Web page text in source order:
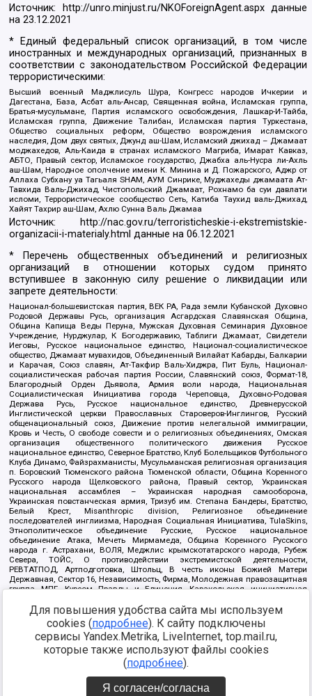
Источник: http://unro.minjust.ru/NKOForeignAgent.aspxданные
на23.12.2021
* Единый федеральный список организаций, в том числе
иностранных и международных организаций, признанных в
соответствии с законодательством Российской Федерации
террористическими:
Высший военный Маджлисуль Шура, Конгресс народов Ичкерии и
Дагестана, База, Асбат аль-Ансар, Священная война, Исламская группа,
Братья-мусульмане, Партия исламского освобождения, Лашкар-И-Тайба,
Исламская группа, Движение Талибан, Исламская партия Туркестана,
Общество социальных реформ, Общество возрождения исламского
наследия, Дом двух святых, Джунд аш-Шам, Исламский джихад – Джамаат
моджахедов, Аль-Каида в странах исламского Магриба, Имарат Кавказ,
АБТО, Правый сектор, Исламское государство, Джабха аль-Нусра ли-Ахль
аш-Шам, Народное ополчение имени К. Минина и Д. Пожарского, Аджр от
Аллаха Субхану уа Тагьаля SHAM, АУМ Синрике, Муджахеды джамаата Ат-
Тавхида Валь-Джихад, Чистопольский Джамаат, Рохнамо ба суи давлати
исломи, Террористическое сообщество Сеть, Катиба Таухид валь-Джихад,
Хайят Тахрир аш-Шам, Ахлю Сунна Валь Джамаа
Источник:
http://nac.gov.ru/terroristicheskie-i-ekstremistskie-
organizacii-i-materialy.html данные на06.12.2021
* Перечень общественных объединений и религиозных
организаций в отношении которых судом принято
вступившее в законную силу решение о ликвидации или
запрете деятельности:
Национал-большевистская партия, ВЕК РА, Рада земли Кубанской Духовно
Родовой Державы Русь, организация Асгардская Славянская Община,
Община Капища Веды Перуна, Мужская Духовная Семинария Духовное
Учреждение, Нурджулар, К Богодержавию, Таблиги Джамаат, Свидетели
Иеговы, Русское национальное единство, Национал-социалистическое
общество, Джамаат мувахидов, Объединенный Вилайат Кабарды, Балкарии
и Карачая, Союз славян, Ат-Такфир Валь-Хиджра, Пит Буль, Национал-
социалистическая рабочая партия России, Славянский союз, Формат-18,
Благородный Орден Дьявола, Армия воли народа, Национальная
Социалистическая Инициатива города Череповца, Духовно-Родовая
Держава Русь, Русское национальное единство, Древнерусской
Инглистической церкви Православных Староверов-Инглингов, Русский
общенациональный союз, Движение против нелегальной иммиграции,
Кровь и Честь, О свободе совести и о религиозных объединениях, Омская
организация общественного политического движения Русское
национальное единство, Северное Братство, Клуб Болельщиков Футбольного
Клуба Динамо, Файзрахманисты, Мусульманская религиозная организация
п. Боровский Тюменского района Тюменской области, Община Коренного
Русского народа Щелковского района, Правый сектор, Украинская
национальная ассамблея – Украинская народная самооборона,
Украинская повстанческая армия, Тризуб им. Степана Бандеры, Братство,
Белый Крест, Misanthropic division, Религиозное объединение
последователей инглиизма, Народная Социальная Инициатива, TulaSkins,
Этнополитическое объединение Русские, Русское национальное
объединение Атака, Мечеть Мирмамеда, Община Коренного Русского
народа г. Астрахани, ВОЛЯ, Меджлис крымскотатарского народа, Рубеж
Севера, ТОЙС, О противодействии экстремистской деятельности,
РЕВТАТПОД, Артподготовка, Штольц, В честь иконы Божией Матери
Державная, Сектор 16, Независимость, Фирма, Молодежная правозащитная
группа МПГ, Курсом Правды и Единения, Каракольская инициативная
Благотворительный пансионат Ак Умут, Русская республика Русь,
Арестантское уголовное единство, Башкорт, Нация и свобода, W.H.С., Фалунь
Дафа, Иртыш Ultras, Русский Патриотический клуб-Новокузнецк/РПК,
Сибирский державный союз, Фонд борьбы с коррупцией, Фонд защиты прав
граждан, Штабы Навального, Совет граждан СССР Прикубанского округа г.
https://minjust.gov.ru/ru/documents/7822/
Для повышения удобства сайта мы используем
cookies (подробнее). К сайту подключены
сервисы Yandex.Metrika, LiveInternet, top.mail.ru,
которые также используют файлы cookies
(подробнее).
Я согласен/согласна